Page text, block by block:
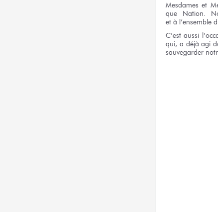
Mesdameset
que Nation.
et à l’ensemble
C’est aussi
qui, a déjà agi
sauvegarder